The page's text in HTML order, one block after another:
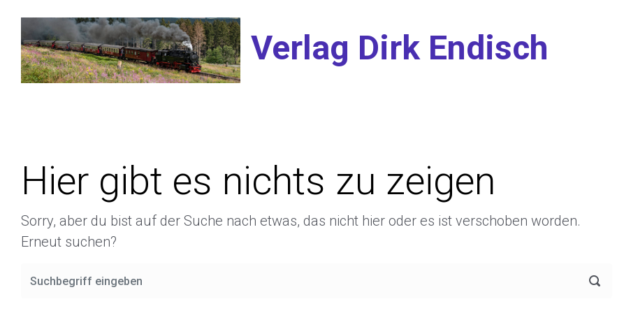
Zum Hauptinhalt springen
Verlag Dirk Endisch
Hier gibt es nichts zu zeigen
Sorry, aber du bist auf der Suche nach etwas, das nicht hier oder es ist verschoben worden.
Erneut suchen?